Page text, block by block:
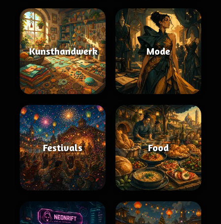
Kunsthandwerk Mode
Festivals Food